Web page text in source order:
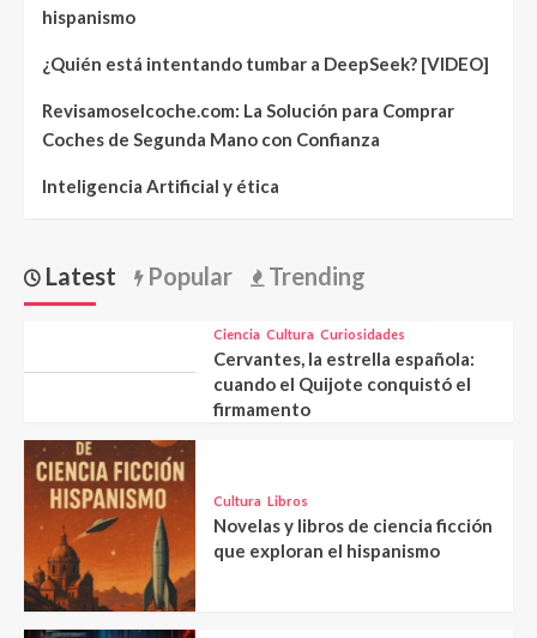
hispanismo
¿Quién está intentando tumbar a DeepSeek? [VIDEO]
Revisamoselcoche.com: La Solución para Comprar
Coches de Segunda Mano con Confianza
Inteligencia Artificial y ética
Latest Popular Trending
Ciencia Cultura Curiosidades
Cervantes, la estrella española:
cuando el Quijote conquistó el
firmamento
Cultura Libros
Novelas y libros de ciencia ficción
que exploran el hispanismo